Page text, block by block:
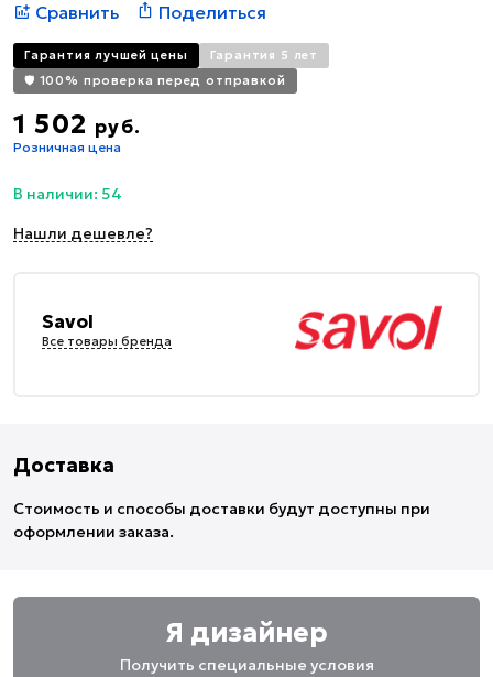
Сравнить Поделиться
Гарантия лучшей цены
Гарантия 5 лет
🛡️ 100% проверка перед отправкой
1 502 руб.
Розничная цена
В наличии: 54
Нашли дешевле?
Savol
Все товары бренда
Доставка
Стоимость и способы доставки будут доступны при
оформлении заказа.
Я дизайнер
Получить специальные условия